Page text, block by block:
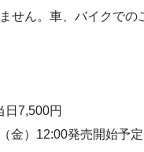
せん。車、バイクでの
7,500円
金）12:00発売開始予定